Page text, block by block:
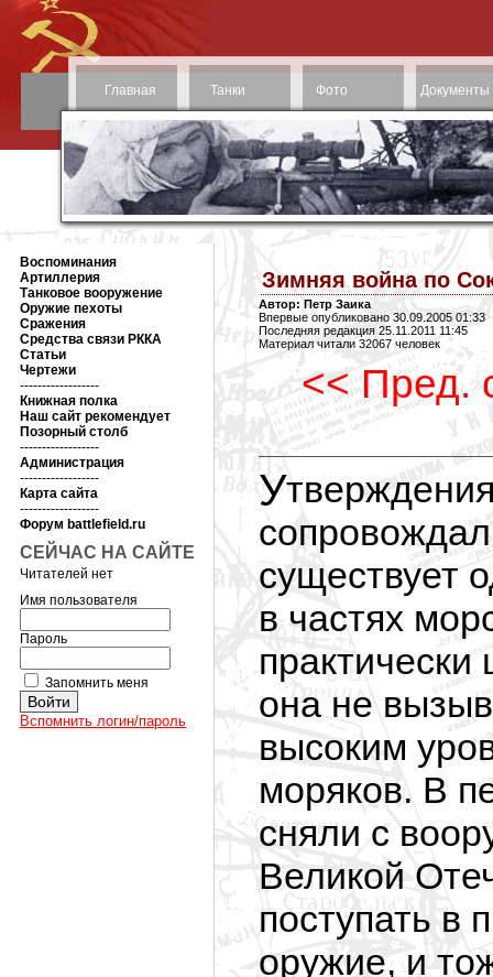
Главная Танки Фото Документы
Воспоминания
Артиллерия
Танковое вооружение
Оружие пехоты
Сражения
Средства связи РККА
Статьи
Чертежи
------------------
Книжная полка
Наш сайт рекомендует
Позорный столб
------------------
Администрация
------------------
Карта сайта
------------------
Форум battlefield.ru
СЕЙЧАС НА САЙТЕ
Читателей нет
Имя пользователя
Пароль
Запомнить меня
Вспомнить логин/пароль
Зимняя война по
Автор: Петр Заика
Впервые опубликовано 30.09.2005 01:33
Последняя редакция 25.11.2011 11:45
Материал читали 32067 человек
<< Пред.
Утверждения о боевой непригодности
существует
в частях
она не
высоким
моряков. В
сняли с
Великой
поступать в
оружие, и